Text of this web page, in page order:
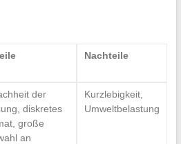
Nachteile
der
diskretes
große
an
Kurzlebigkeit,
Umweltbelastung